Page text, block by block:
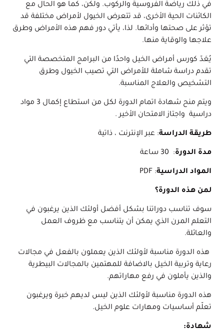
في ذلك رياضة الفروسية والركوب. ولكن، كما هو الحال مع
الكائنات الحية الأخرى، قد تتعرض الخيول لأمراض مختلفة قد
تؤثر على صحتها وأدائها. لذا، يأتي دور فهم هذه الأمراض وطرق
علاجها والوقاية منها.
يُعَدّ كورس أمراض الخيل واحدًا من البرامج المتخصصة التي
تقدم دراسة شاملة للأمراض التي تصيب الخيول وطرق
التشخيص والعلاج المناسبة.
ويتم منح شهادة اتمام الدورة لكل من استطاع إكمال 3 مواد
دراسية واجتاز الامتحان الأخير .
طريقة الدراسة: عبر الإنترنت ، ذاتية
مدة الدورة: 30 ساعة
المواد الدراسية: PDF
لمن هذه الدورة؟
سوف تناسب دوراتنا بشكل أفضل أولئك الذين يرغبون في
التعلم المرن الذي يمكن أن يتناسب مع ظروف العمل
والعائلة.
هذه الدورة مناسبة لأولئك الذين يعملون بالفعل في مجالات
رعاية وتربية الخيل بالاضافة للمهتمين بالمجالات البيطرية
والذين يأملون في رفع مهاراتهم.
هذه الدورة مناسبة لأولئك الذين ليس لديهم خبرة ويرغبون
تعلّم أساسيات ومهارات علوم الخيل.
شهادة: